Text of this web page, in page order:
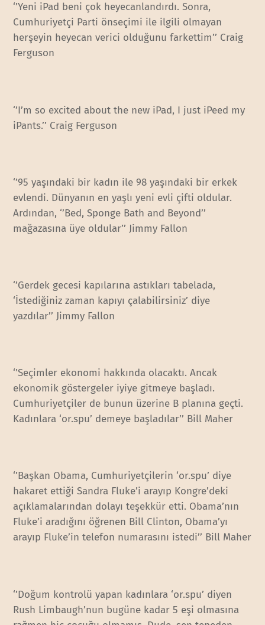
‘’Yeni iPad beni çok heyecanlandırdı. Sonra,
Cumhuriyetçi Parti önseçimi ile ilgili olmayan
herşeyin heyecan verici olduğunu farkettim’’ Craig
Ferguson
‘’I’m so excited about the new iPad, I just iPeed my
iPants.’’ Craig Ferguson
‘’95 yaşındaki bir kadın ile 98 yaşındaki bir erkek
evlendi. Dünyanın en yaşlı yeni evli çifti oldular.
Ardından, ‘’Bed, Sponge Bath and Beyond’’
mağazasına üye oldular’’ Jimmy Fallon
‘’Gerdek gecesi kapılarına astıkları tabelada,
‘İstediğiniz zaman kapıyı çalabilirsiniz’ diye
yazdılar’’ Jimmy Fallon
‘’Seçimler ekonomi hakkında olacaktı. Ancak
ekonomik göstergeler iyiye gitmeye başladı.
Cumhuriyetçiler de bunun üzerine B planına geçti.
Kadınlara ‘or.spu’ demeye başladılar’’ Bill Maher
‘’Başkan Obama, Cumhuriyetçilerin ‘or.spu’ diye
hakaret ettiği Sandra Fluke’i arayıp Kongre’deki
açıklamalarından dolayı teşekkür etti. Obama’nın
Fluke’i aradığını öğrenen Bill Clinton, Obama’yı
arayıp Fluke’in telefon numarasını istedi’’ Bill Maher
‘’Doğum kontrolü yapan kadınlara ‘or.spu’ diyen
Rush Limbaugh’nun bugüne kadar 5 eşi olmasına